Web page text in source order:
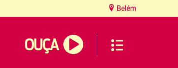
Belém
OUÇA